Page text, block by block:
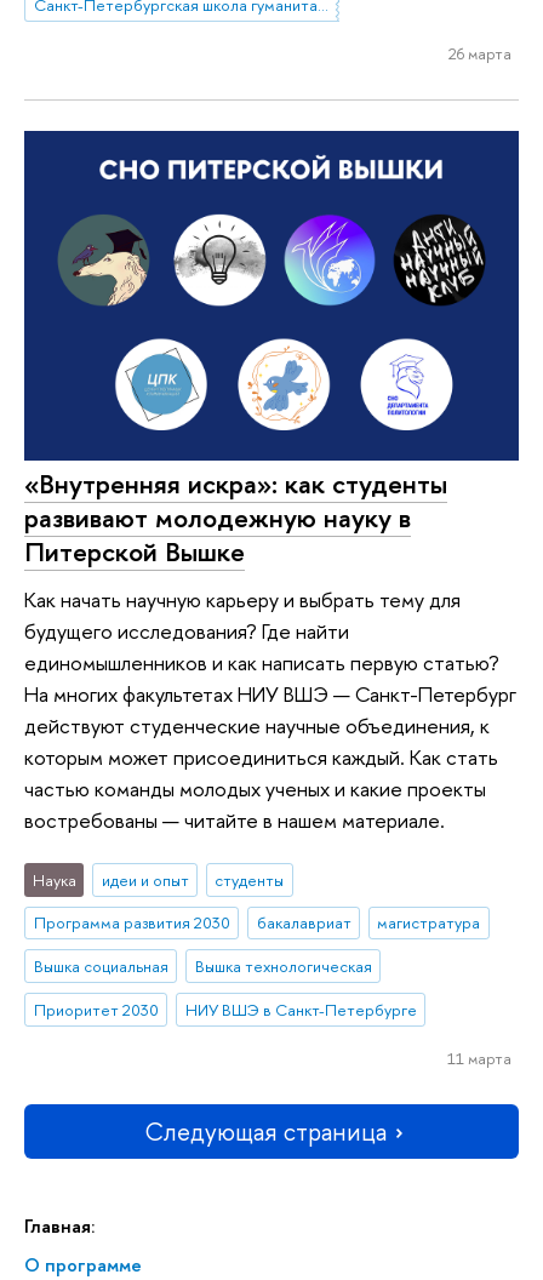
Главная:
О программе
Санкт-Петербургская школа гуманитарных наук и искусств
26 марта
«Внутренняя искра»: как студенты
развивают молодежную науку в
Питерской Вышке
Как начать научную карьеру и выбрать тему для
будущего исследования? Где найти
единомышленников и как написать первую статью?
На многих факультетах НИУ ВШЭ — Санкт-Петербург
действуют студенческие научные объединения, к
которым может присоединиться каждый. Как стать
частью команды молодых ученых и какие проекты
востребованы — читайте в нашем материале.
Наука идеи и опыт
студенты
Программа развития 2030
бакалавриат
магистратура
Вышка социальная
Вышка технологическая
Приоритет 2030
НИУ ВШЭ в Санкт-Петербурге
11 марта
Следующая страница